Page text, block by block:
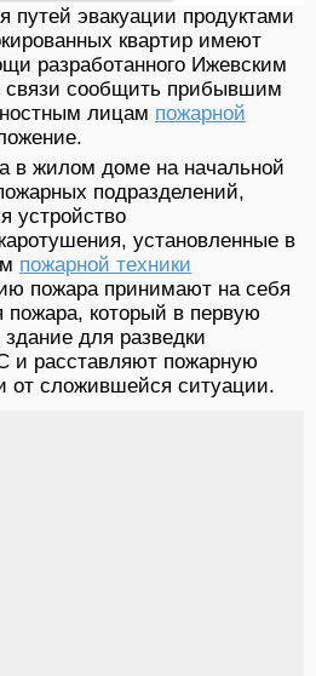
путей эвакуации продуктами
квартир имеют
разработанного Ижевским
связи сообщить прибывшим
лицам пожарной
в жилом доме на начальной
подразделений,
устройство
установленные в
пожарной техники
пожара принимают на себя
пожара, который в первую
для разведки
и расставляют пожарную
от сложившейся ситуации.